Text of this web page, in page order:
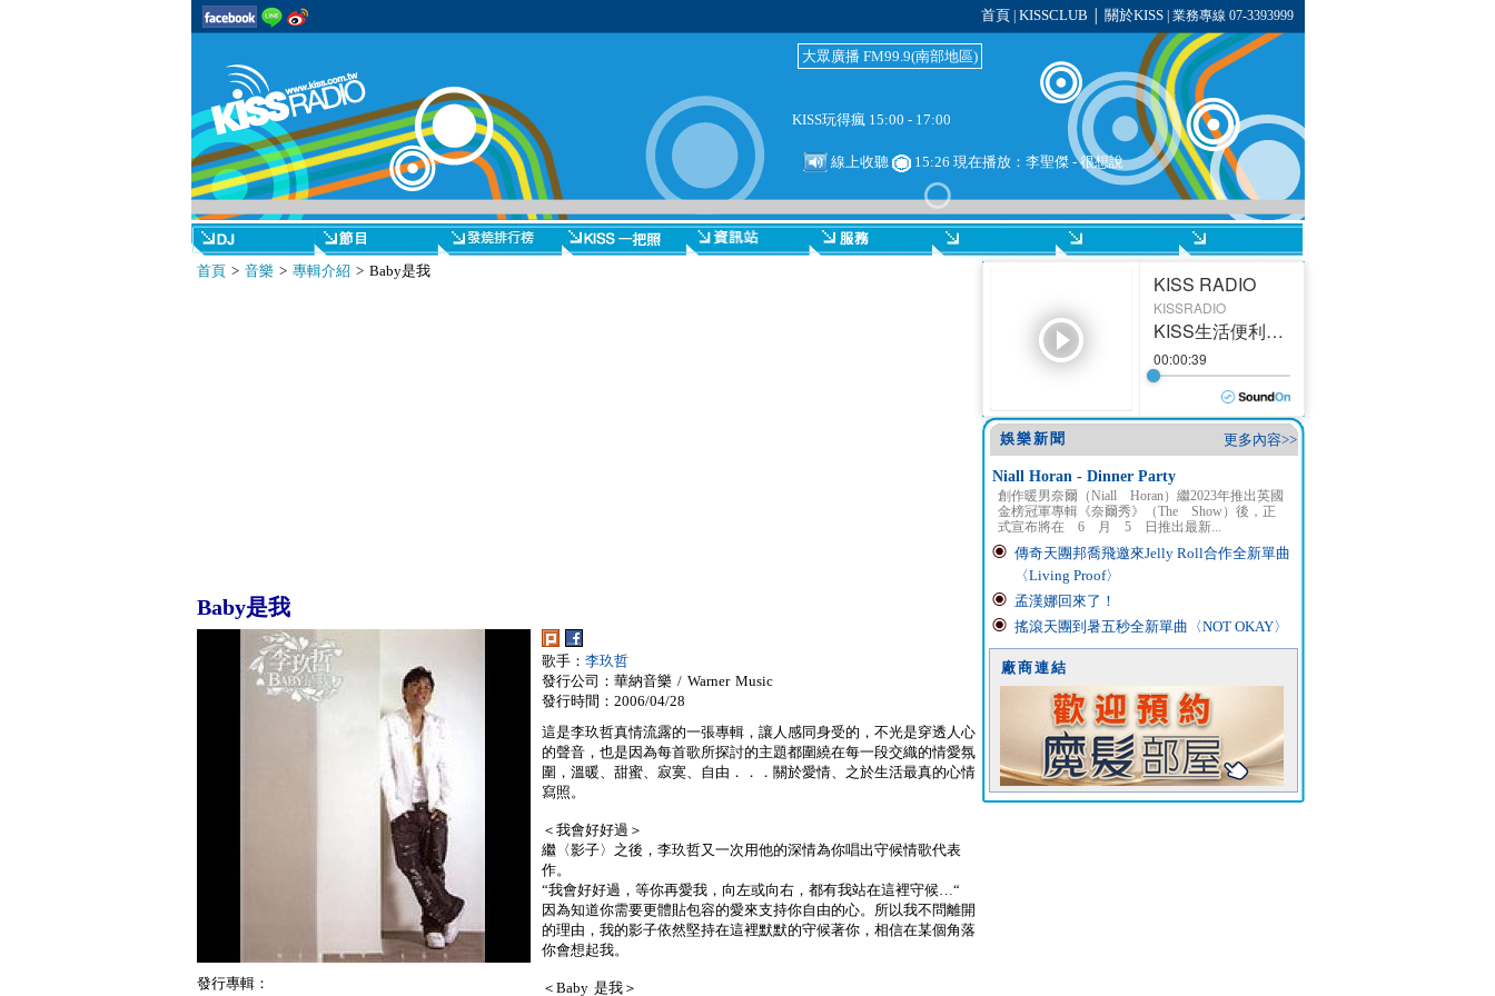
首頁 KISSCLUB 關於KISS| 業務專線 07-3393999
大眾廣播 FM99.9(南部地區)
KISS玩得瘋 15:00 - 17:00
線上收聽 15:26 現在播放： 李聖傑-很想說
首頁> 音樂> 專輯介紹 > Baby是我
Baby是我
歌手： 李玖哲
發行公司：華納音樂 / Warner Music
發行時間：2006/04/28
這是李玖哲真情流露的一張專輯，讓人感同身受的，不光是穿透人心
的聲音，也是因為每首歌所探討的主題都圍繞在每一段交織的情愛氛
圍，溫暖、甜蜜、寂寞、自由．．．關於愛情、之於生活最真的心情
寫照。
＜我會好好過＞
繼〈影子〉之後，李玖哲又一次用他的深情為你唱出守候情歌代表
作。
“我會好好過，等你再愛我，向左或向右，都有我站在這裡守候…“
因為知道你需要更體貼包容的愛來支持你自由的心。所以我不問離開
的理由，我的影子依然堅持在這裡默默的守候著你，相信在某個角落
你會想起我。
＜Baby 是我＞
發行專輯：
更多內容>>
娛樂新聞
Niall Horan - Dinner Party
創作暖男奈爾（Niall Horan）繼2023年推出英國
金榜冠軍專輯《奈爾秀》（The Show）後，正
式宣布將在 6 月 5 日推出最新...
傳奇天團邦喬飛邀來Jelly Roll合作全新單曲
〈Living Proof〉
孟漢娜回來了！
搖滾天團到暑五秒全新單曲〈NOT OKAY〉
廠商連結